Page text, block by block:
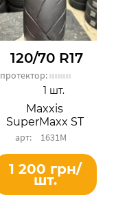
120/70 R17
протектор:
Maxxis
SuperMaxx ST
1631М
1 шт.
1 200 грн/
шт.